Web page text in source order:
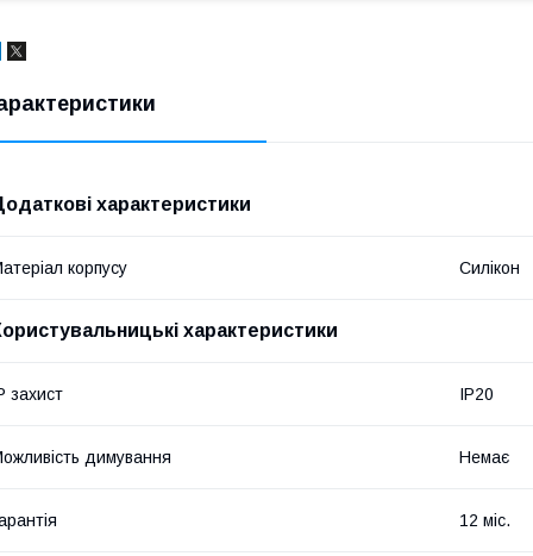
характеристики
корпусу Силікон
характеристики
захист IP20
димування Немає
12 міс.